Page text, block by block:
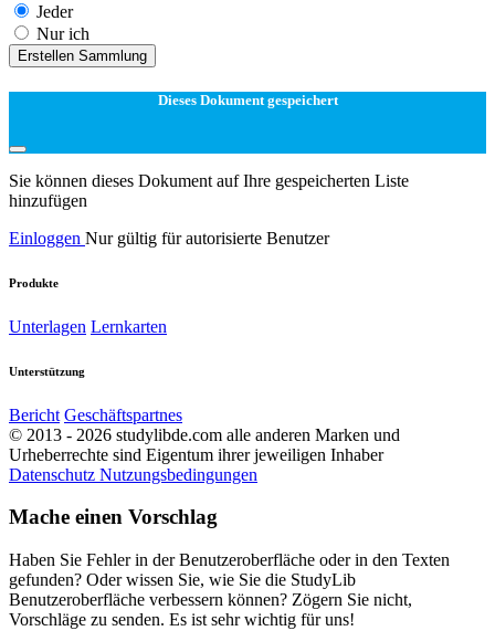
Jeder
Nur ich
Erstellen Sammlung
Dieses Dokument gespeichert
Sie können dieses Dokument auf Ihre gespeicherten Liste
hinzufügen
Einloggen Nur gültig für autorisierte Benutzer
Produkte
Unterlagen Lernkarten
Unterstützung
Bericht Geschäftspartnes
© 2013 - 2026 studylibde.com alle anderen Marken und
Urheberrechte sind Eigentum ihrer jeweiligen Inhaber
Datenschutz Nutzungsbedingungen
Mache einen Vorschlag
Haben Sie Fehler in der Benutzeroberfläche oder in den Texten
gefunden? Oder wissen Sie, wie Sie die StudyLib
Benutzeroberfläche verbessern können? Zögern Sie nicht,
Vorschläge zu senden. Es ist sehr wichtig für uns!